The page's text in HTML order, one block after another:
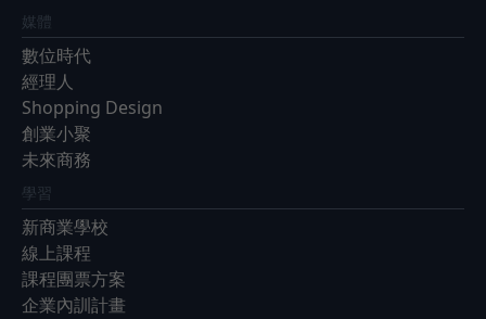
媒體
數位時代
經理人
Shopping Design
創業小聚
未來商務
學習
新商業學校
線上課程
課程團票方案
企業內訓計畫